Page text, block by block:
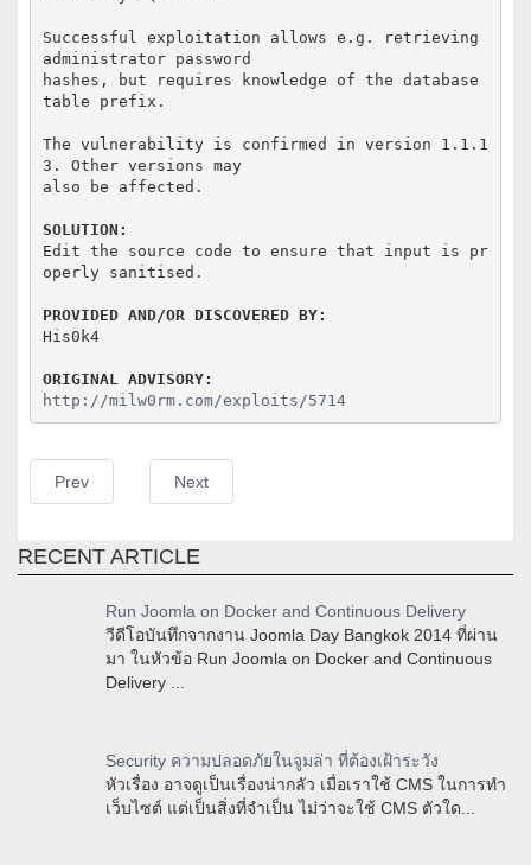
Successful exploitation allows e.g. retrieving
administrator password
hashes, but requires knowledge of the database
table prefix.
The vulnerability is confirmed in version 1.1.1
3. Other versions may
also be affected.
SOLUTION:
Edit the source code to ensure that input is pr
operly sanitised.
PROVIDED AND/OR DISCOVERED BY:
His0k4
ORIGINAL ADVISORY:
http://milw0rm.com/exploits/5714
Prev Next
RECENT ARTICLE
Run Joomla on Docker and Continuous Delivery
วีดีโอบันทึกจากงาน Joomla Day Bangkok 2014 ที่ผ่าน
มา ในหัวข้อ Run Joomla on Docker and Continuous
Delivery ...
Security ความปลอดภัยในจูมล่า ที่ต้องเฝ้าระวัง
หัวเรื่อง อาจดูเป็นเรื่องน่ากลัว เมื่อเราใช้ CMS ในการทำ
เว็บไซต์ แต่เป็นสิ่งที่จำเป็น ไม่ว่าจะใช้ CMS ตัวใด...